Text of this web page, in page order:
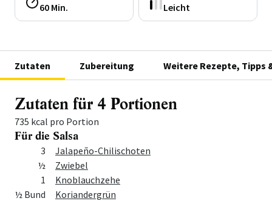
60 Min. Leicht
Zutaten Zubereitung Weitere Rezepte, Tipps
Zutaten für 4 Portionen
735 kcal pro Portion
Für die Salsa
MengeZutat
3
Jalapeño-Chilischoten
½
Zwiebel
1
Knoblauchzehe
½ Bund
Koriandergrün